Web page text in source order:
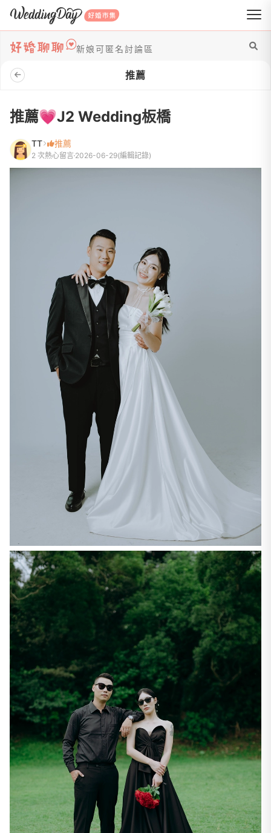
WeddingDay 好婚市集
新娘可匿名討論區
推薦
推薦💗J2 Wedding板橋
TT 推薦
2 次熱心留言 2026-06-29(編輯記錄)